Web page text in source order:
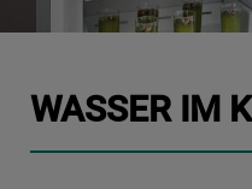
WASSER IM
10. gefriertruhe